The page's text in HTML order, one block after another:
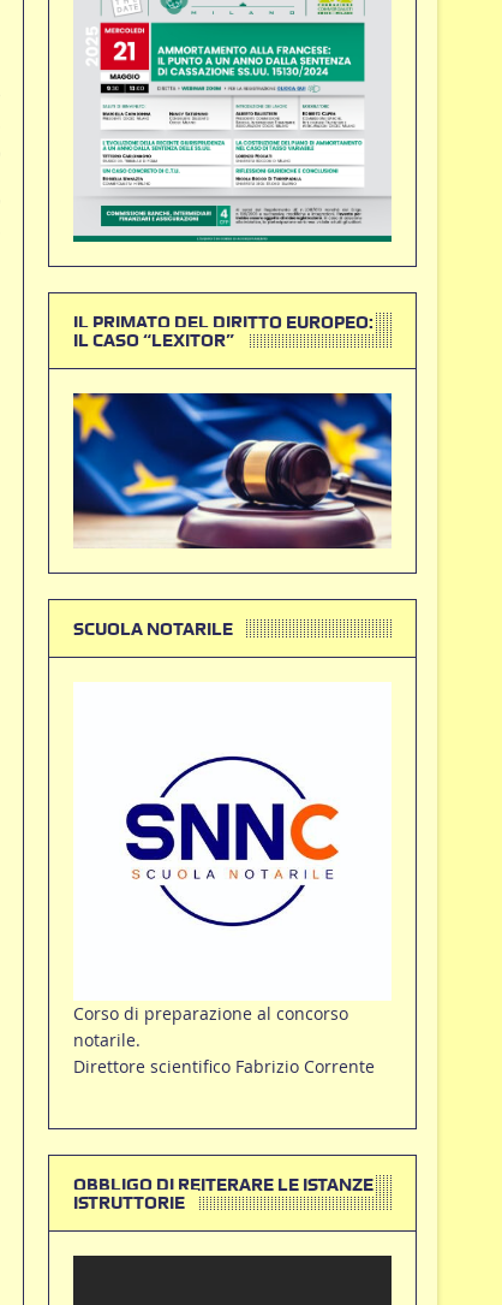
IL PRIMATO DEL DIRITTO EUROPEO:
IL CASO “LEXITOR”
SCUOLA NOTARILE
Corso di preparazione al concorso
notarile.
Direttore scientifico Fabrizio Corrente
OBBLIGO DI REITERARE LE ISTANZE
ISTRUTTORIE